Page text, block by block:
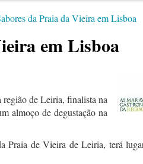
da Praia da Vieira em Lisboa
em Lisboa
de Leiria, finalista na
almoço de degustação na
Praia de Vieira de Leiria, terá